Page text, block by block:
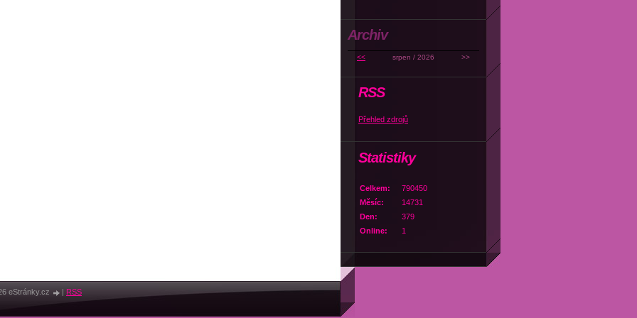
Archiv
<< srpen / 2026 >>
RSS
Přehled zdrojů
Statistiky
Online: 1
Celkem:
790450
Měsíc:
14731
Den:
379
eStránky.cz RSS